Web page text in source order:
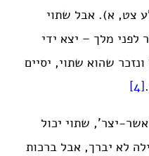
צט, א). אבל שתוי
לפני מלך – יצא ידי
שהוא שתוי, יסיים
[4]
יצר’, שתוי יכול
לא יברך, אבל ברכות